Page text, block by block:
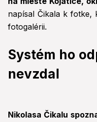
napísal Čikala k
fotogalérii.
Systém ho
nevzdal
Nikolasa Čikalu